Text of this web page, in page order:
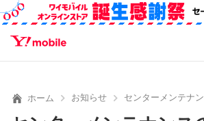
SEARCH
ホーム お知らせ センターメンテナ